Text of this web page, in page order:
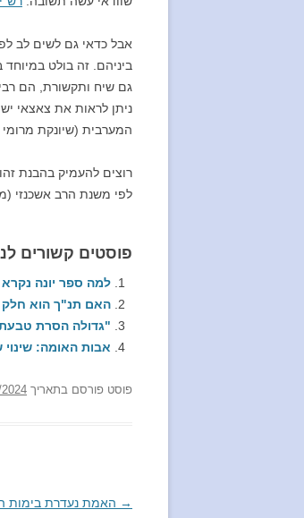
אבל כדאי גם לשים לב
ביניהם. זה בולט במיוחד
גם שיח ותקשורת, הם
ניתן לראות את צאצאי
המערבית (שיונקת
רוצים להעמיק בהבנת
לפי משנת הרב אשכנזי
פוסטים קשורים
למה ספר יונה נקרא
האם תנ"ך הוא חלק
"גדולה הסרת
אבות האומה: שינוי
פוסט פורסם בתאריך
ניווט
→ האמת נעדרת בימות